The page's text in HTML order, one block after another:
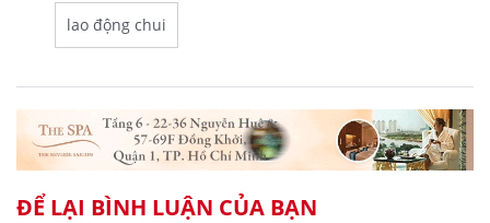
lao động chui
ĐỂ LẠI BÌNH LUẬN CỦA BẠN